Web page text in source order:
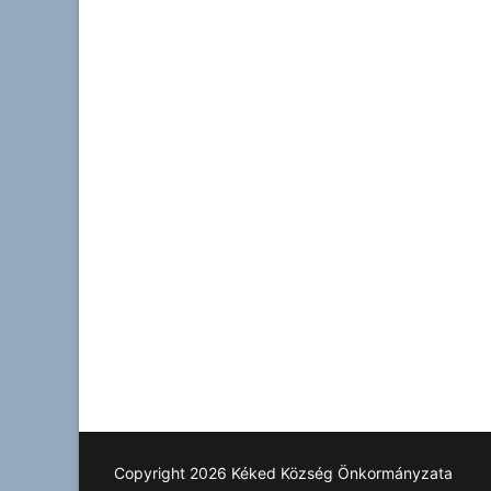
Copyright 2026 Kéked Község Önkormányzata